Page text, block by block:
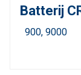
Batterij
900 9000